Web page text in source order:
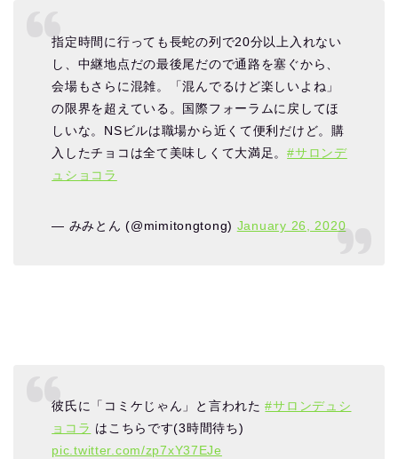
指定時間に行っても長蛇の列で20分以上入れない
し、中継地点だの最後尾だので通路を塞ぐから、
会場もさらに混雑。「混んでるけど楽しいよね」
の限界を超えている。国際フォーラムに戻してほ
しいな。NSビルは職場から近くて便利だけど。購
入したチョコは全て美味しくて大満足。#サロンデ
ュショコラ
— みみとん (@mimitongtong) January 26, 2020
彼氏に「コミケじゃん」と言われた#サロンデュシ
ョコラ はこちらです(3時間待ち)
pic.twitter.com/zp7xY37EJe